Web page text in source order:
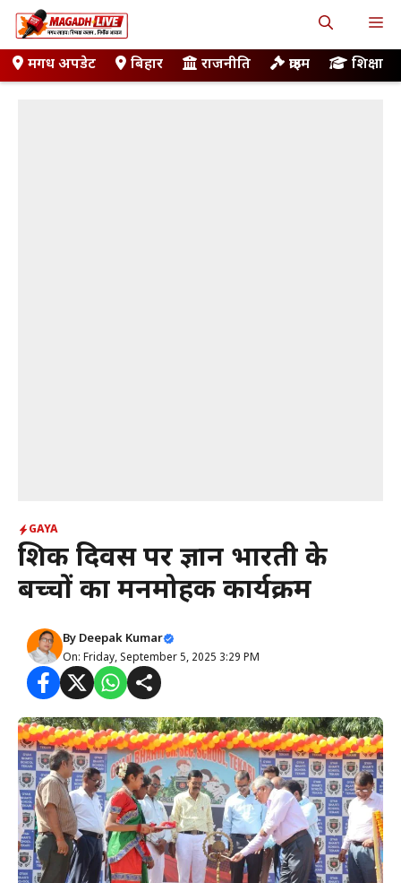
Skip
to
contentमगध अपडेट बिहार राजनीति क्राइम शिक्षा
GAYA
शिक्षक दिवस पर ज्ञान भारती के
बच्चों का मनमोहक कार्यक्रम
By Deepak Kumar
On: Friday, September 5, 2025 3:29 PM